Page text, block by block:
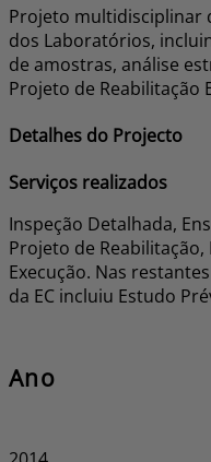
Projeto multidisciplinar
dos Laboratórios,
de amostras, análise
Projeto de Reabilitação
Detalhes do Projecto
Serviços realizados
Inspeção Detalhada,
Projeto de
Execução. Nas
da EC incluiu Estudo
Ano